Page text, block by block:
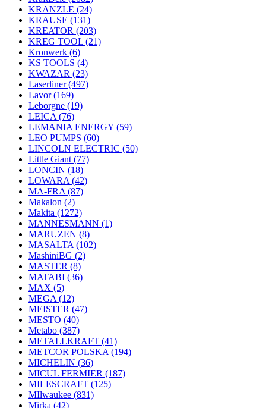
KRANZLE (24)
KRAUSE (131)
KREATOR (203)
KREG TOOL (21)
Kronwerk (6)
KS TOOLS (4)
KWAZAR (23)
Laserliner(497)
Lavor(169)
Leborgne (19)
LEICA (76)
LEMANIA ENERGY (59)
LEO PUMPS (60)
LINCOLN ELECTRIC (50)
Little Giant (77)
LONCIN (18)
LOWARA (42)
MA-FRA (87)
Makalon (2)
Makita (1272)
MANNESMANN (1)
MARUZEN (8)
MASALTA (102)
MashiniBG (2)
MASTER (8)
MATABI (36)
MAX (5)
MEGA (12)
MEISTER (47)
MESTO (40)
Metabo (387)
METALLKRAFT (41)
METCOR POLSKA (194)
MICHELIN (36)
MICUL FERMIER (187)
MILESCRAFT (125)
MIlwaukee (831)
Mirka (42)